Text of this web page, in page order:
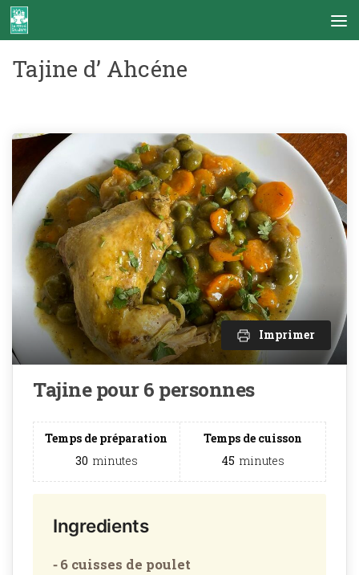
Skip to content
Tajine d’ Ahcéne
Imprimer
Tajine pour 6 personnes
Temps de préparation
30 minutes
Temps de cuisson
45 minutes
Ingredients
⁃ 6 cuisses de poulet